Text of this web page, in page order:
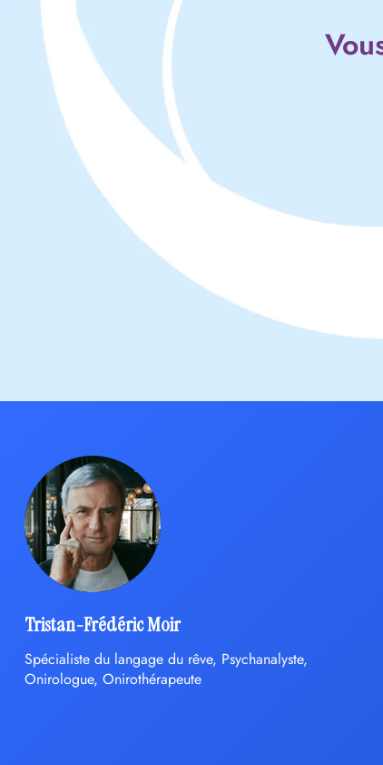
Tristan-Frédéric Moir
Spécialiste du langage du rêve, Psychanalyste,
Onirologue, Onirothérapeute